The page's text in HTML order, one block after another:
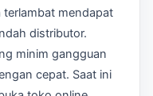
terlambat mendapat
distributor.
minim gangguan
cepat. Saat ini